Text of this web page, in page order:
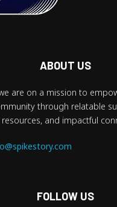
ABOUT US
are on a mission to
through relatable
and impactful
FOLLOW US